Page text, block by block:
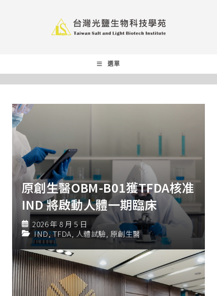
選單
原創生醫OBM-B01獲TFDA核准
IND 將啟動人體一期臨床
2026 年 8 月 5 日
IND, TFDA 人體試驗 原創生醫